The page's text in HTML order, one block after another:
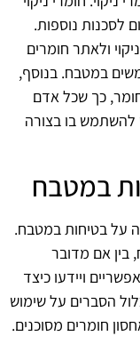
לסכנות נוספות.
ולאתר חומרים
במטבח. בנוסף,
כך שכל אדם
בו בצורה
במטבח
על בטיחות במטבח.
אם מדובר
ויידעו כיצד
הסברים על שימוש
חומרים מסוכנים.